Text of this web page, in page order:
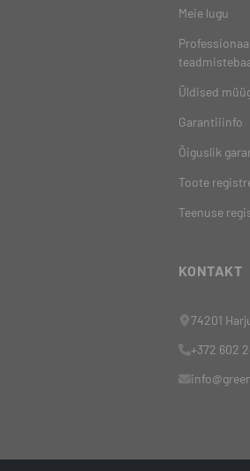
Meie lugu
Üldised
Garantiiinfo
Õiguslik
Toote
Teenuse
KONTAKT
74201
+372 602